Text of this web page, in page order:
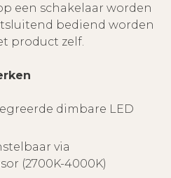
een schakelaar worden
bediend worden
product zelf.
dimbare LED
via
(2700K-4000K)